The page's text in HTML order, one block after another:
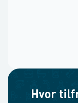
Hvor